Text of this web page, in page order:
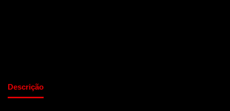
Descrição